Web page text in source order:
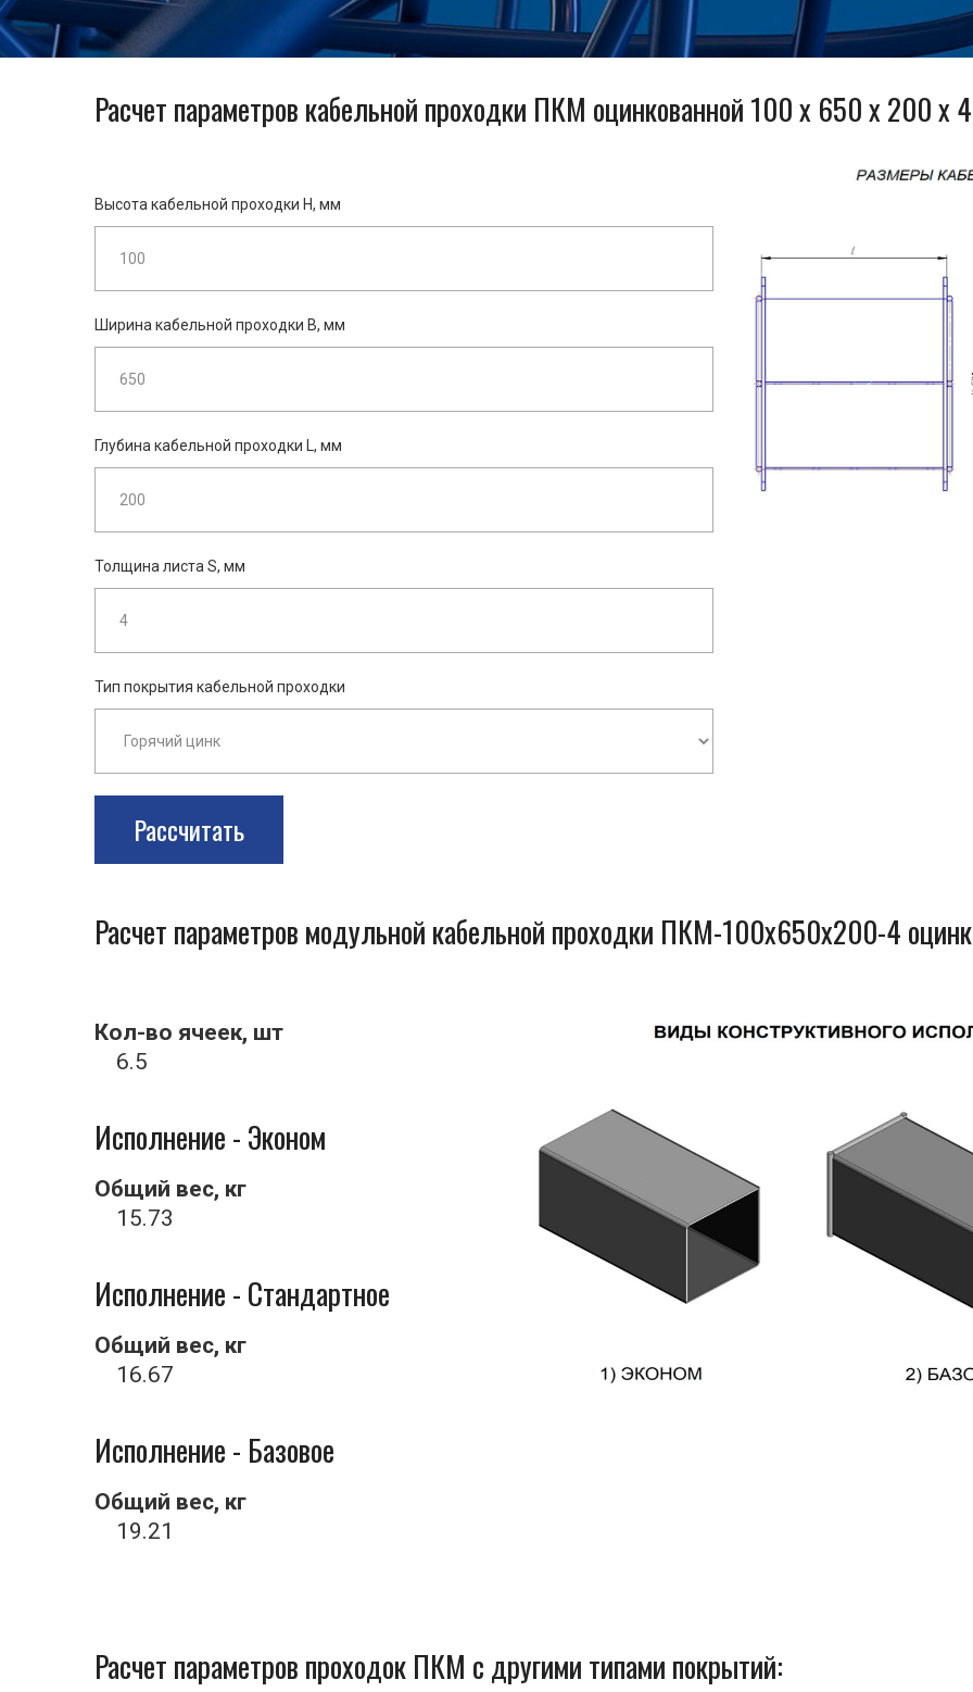
Расчет параметров кабельной проходки ПКМ оцинкованной 100 x 650 x 200 x
Высота кабельной проходки H, мм
Ширина кабельной проходки B, мм
Глубина кабельной проходки L, мм
Толщина листа S, мм
Тип покрытия кабельной проходки
Рассчитать
Расчет параметров модульной кабельной проходки ПКМ-100x650x200-4
Кол-во ячеек, шт
6.5
Исполнение - Эконом
Общий вес, кг
15.73
Исполнение - Стандартное
Общий вес, кг
16.67
Исполнение - Базовое
Общий вес, кг
19.21
Расчет параметров проходок ПКМ с другими типами покрытий: